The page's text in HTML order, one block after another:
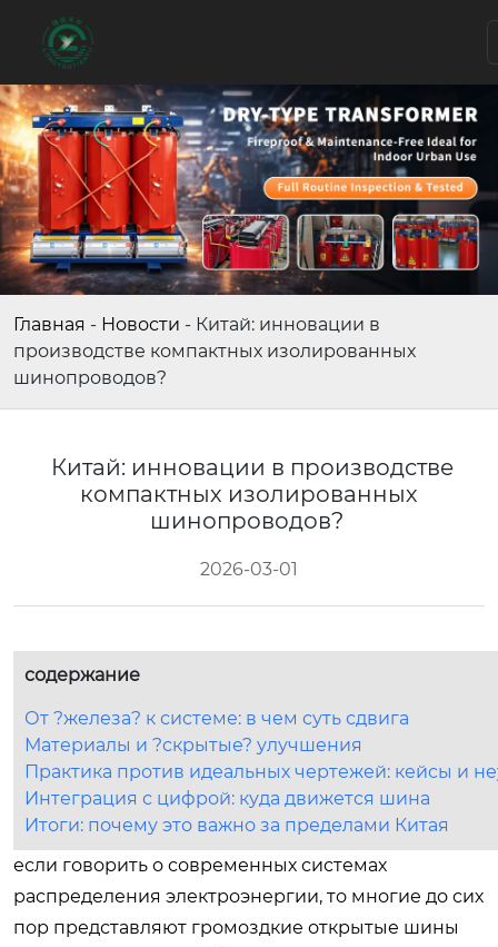
Главная - Новости - Китай: инновации в
производстве компактных изолированных
шинопроводов?
Китай: инновации в производстве
компактных изолированных
шинопроводов?
2026-03-01
содержание
От ?железа? к системе: в чем суть сдвига
Материалы и ?скрытые? улучшения
Практика против идеальных чертежей: кейсы и
Интеграция с цифрой: куда движется шина
Итоги: почему это важно за пределами Китая
если говорить о современных системах
распределения электроэнергии, то многие до сих
пор представляют громоздкие открытые шины